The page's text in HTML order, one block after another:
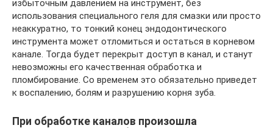
избыточным давлением на инструмент, без
использования специального геля для смазки или просто
неаккуратно, то тонкий конец эндодонтического
инструмента может отломиться и остаться в корневом
канале. Тогда будет перекрыт доступ в канал, и станут
невозможны его качественная обработка и
пломбирование. Со временем это обязательно приведет
к воспалению, болям и разрушению корня зуба.
При обработке каналов произошла